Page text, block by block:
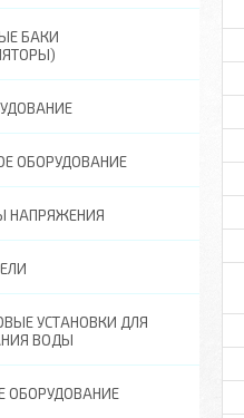
БАКИ
ОБОРУДОВАНИЕ
НАПРЯЖЕНИЯ
УСТАНОВКИ ДЛЯ
ВОДЫ
ОБОРУДОВАНИЕ